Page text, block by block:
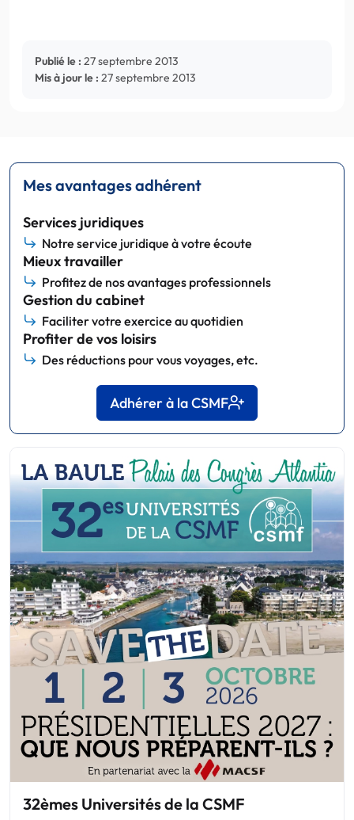
Publié le : 27 septembre 2013
Mis à jour le : 27 septembre 2013
Mes avantages adhérent
Services juridiques
Notre service juridique à votre écoute
Mieux travailler
Profitez de nos avantages professionnels
Gestion du cabinet
Faciliter votre exercice au quotidien
Profiter de vos loisirs
Des réductions pour vous voyages, etc.
Adhérer à la CSMF
32èmes Universités de la CSMF